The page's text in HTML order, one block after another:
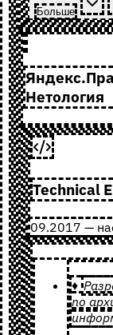
Больше
Нетология
Technical
09.2017 —
♦
по